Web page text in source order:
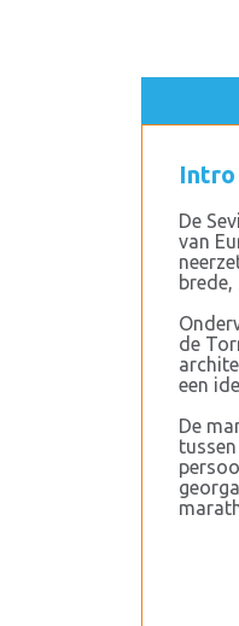
Intro
De
van
de
een
De